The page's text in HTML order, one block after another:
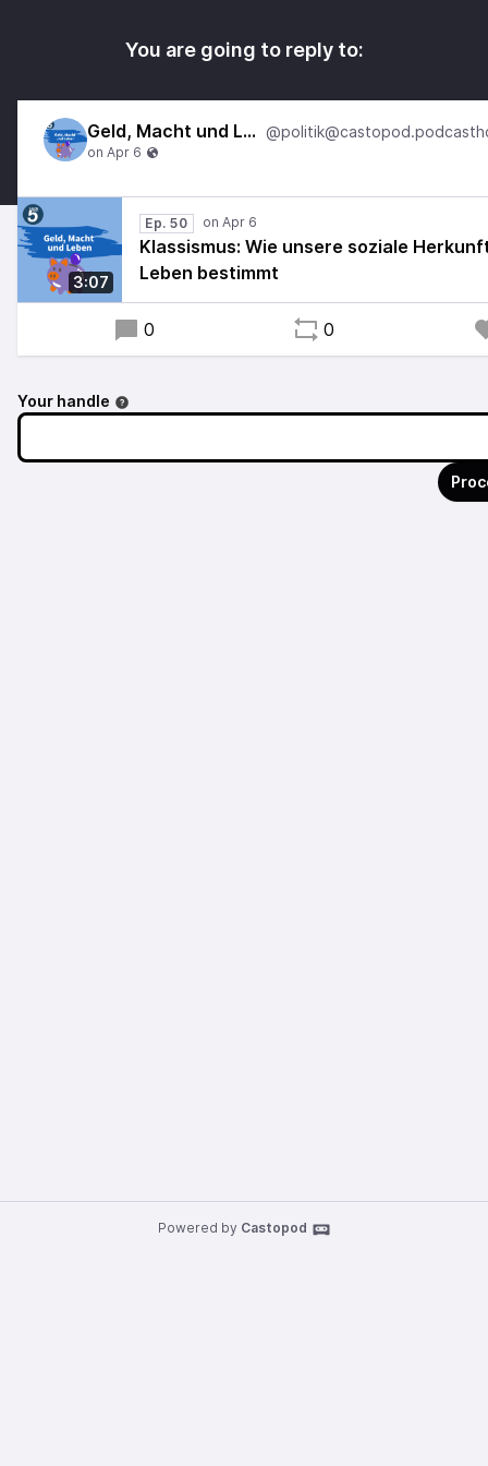
You are going to reply to:
Geld, Macht und Leben
3:07
Ep. 50
Klassismus: Wie unsere soziale
Leben bestimmt
0 0
Your handle
Powered by Castopod